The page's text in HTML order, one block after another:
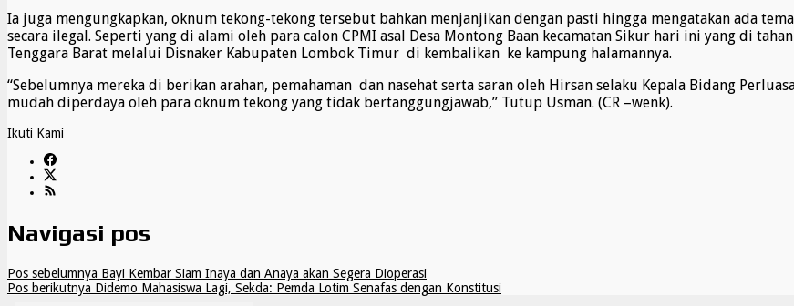
Ia juga mengungkapkan, oknum tekong-tekong tersebut bahkan menjanjikan dengan pasti hingga mengatakan ada
secara ilegal. Seperti yang di alami oleh para calon CPMI asal Desa Montong Baan kecamatan Sikur hari ini yang di
Tenggara Barat melalui Disnaker Kabupaten Lombok Timur di kembalikan ke kampung halamannya.
“Sebelumnya mereka di berikan arahan, pemahaman dan nasehat serta saran oleh Hirsan selaku Kepala Bidang
mudah diperdaya oleh para oknum tekong yang tidak bertanggungjawab,” Tutup Usman. (CR –wenk).
Ikuti Kami
Navigasi pos
Pos sebelumnya Bayi Kembar Siam Inaya dan Anaya akan Segera Dioperasi
Pos berikutnya Didemo Mahasiswa Lagi, Sekda: Pemda Lotim Senafas dengan Konstitusi